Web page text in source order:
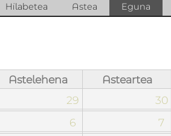
Atal primarioak
Hilabetea Astea Eguna
Astelehena Asteartea
29
30
6
7